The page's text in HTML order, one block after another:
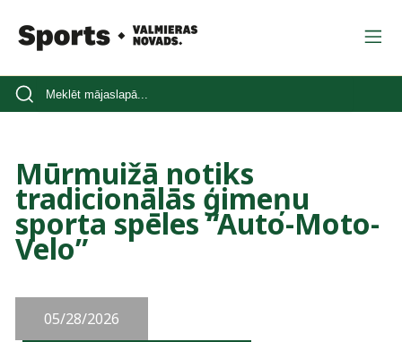
Mūrmuižā notiks
tradicionālās ģimeņu
sporta spēles “Auto-Moto-
Velo”
05/28/2026